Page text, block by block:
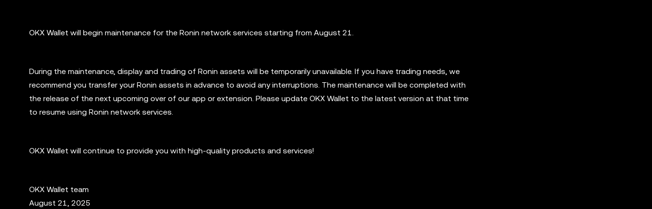
OKX Wallet will begin maintenance for the Ronin network services starting from August 21.
During the maintenance, display and trading of Ronin assets will be temporarily unavailable. If you have trading needs, we
recommend you transfer your Ronin assets in advance to avoid any interruptions. The maintenance will be completed with
the release of the next upcoming over of our app or extension. Please update OKX Wallet to the latest version at that time
to resume using Ronin network services.
OKX Wallet will continue to provide you with high-quality products and services!
OKX Wallet team
August 21, 2025